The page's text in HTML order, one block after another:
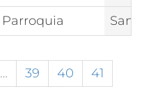
Parroquia San
… 39 40
41